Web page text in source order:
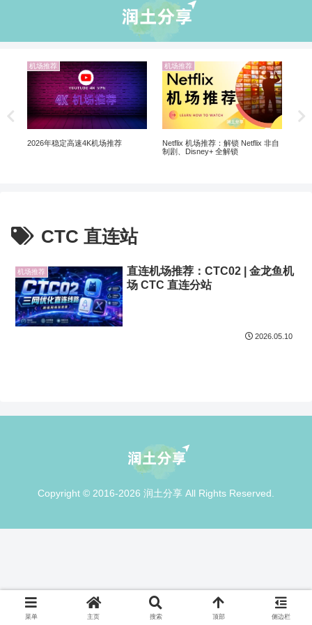
机场推荐
2026年稳定高速4K机场推荐
机场推荐
Netflix 机场推荐：解锁 Netflix 非自
制剧、Disney+ 全解锁
CTC 直连站
机场推荐
直连机场推荐：CTC02 | 金龙鱼机
场 CTC 直连分站
2026.05.10
Copyright © 2016-2026 润土分享 All Rights Reserved.
菜单 主页 搜索 顶部 侧边栏